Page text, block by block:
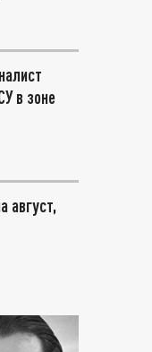
в зоне
август,